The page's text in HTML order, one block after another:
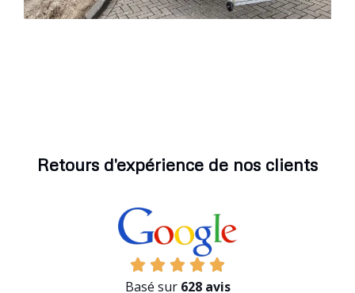
Retours d'expérience de nos clients
Basé sur 628 avis